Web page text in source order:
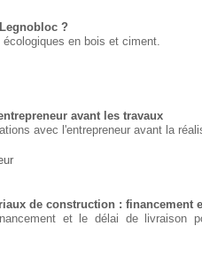
?
en bois et ciment.
avant les travaux
avec l'entrepreneur avant la
de construction : financement
et le délai de livraison